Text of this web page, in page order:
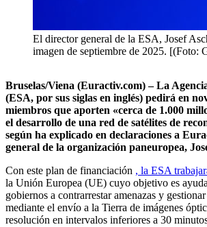
El director general de la ESA, Josef
imagen de septiembre de 2025. [(Foto:
Bruselas/Viena (Euractiv.com) – La
(ESA, por sus siglas en inglés) pedirá en
miembros que aporten «cerca de 1.000
el desarrollo de una red de satélites de
según ha explicado en declaraciones a
general de la organización paneuropea,
Con este plan de financiación , la ESA
la Unión Europea (UE) cuyo objetivo es
gobiernos a contrarrestar amenazas y
mediante el envío a la Tierra de imágenes
resolución en intervalos inferiores a 30